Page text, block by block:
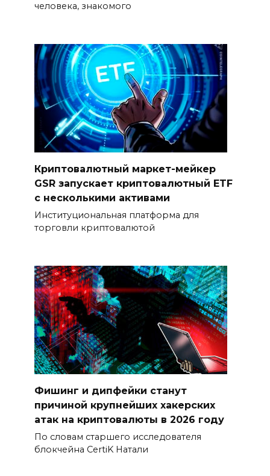
человека, знакомого
Криптовалютный маркет-мейкер
GSR запускает криптовалютный ETF
с несколькими активами
Институциональная платформа для
торговли криптовалютой
Фишинг и дипфейки станут
причиной крупнейших хакерских
атак на криптовалюты в 2026 году
По словам старшего исследователя
блокчейна CertiK Натали